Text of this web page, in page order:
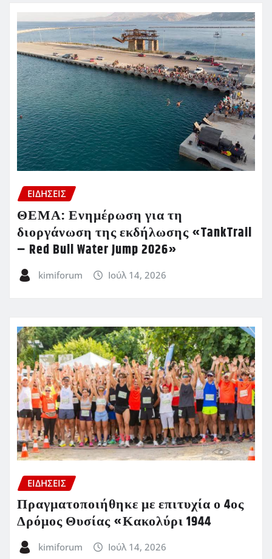
ΕΙΔΗΣΕΙΣ
ΘΕΜΑ: Ενημέρωση για τη
διοργάνωση της εκδήλωσης «TankTrail
– Red Bull Water Jump 2026»
kimiforum Ιούλ 14, 2026
ΕΙΔΗΣΕΙΣ
Πραγματοποιήθηκε με επιτυχία ο 4ος
Δρόμος Θυσίας «Κακολύρι 1944
kimiforum Ιούλ 14, 2026